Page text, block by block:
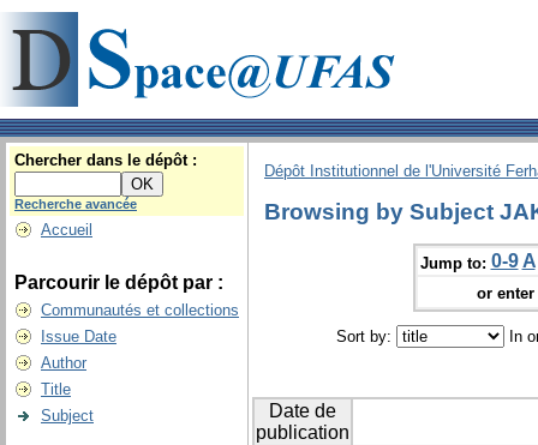
Chercher dans le dépôt :
Recherche avancée
Accueil
Parcourir le dépôt par :
Communautés et collections
Issue Date
Author
Title
Subject
Dépôt Institutionnel de l'Université
Browsing by Subject
Jump to: 0-9 A
or
Sort by: In
Date de
publication